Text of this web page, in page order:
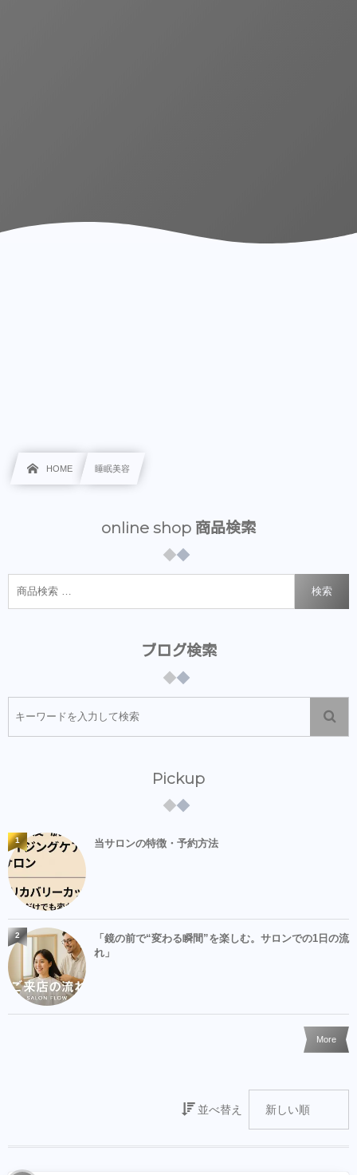
HOME 睡眠美容
online shop 商品検索
検索
ブログ検索
Pickup
当サロンの特徴・予約方法
1
「鏡の前で“変わる瞬間”を楽しむ。サロンでの1日の流
れ」
2
More
並べ替え